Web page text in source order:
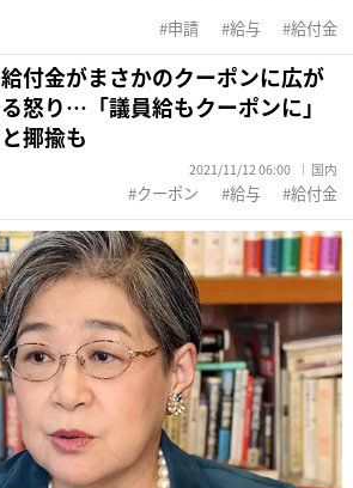
申請 給与 給付金
給付金がまさかのクーポンに広が
る怒り…「議員給もクーポンに」
と揶揄も
2021/11/12 06:00 国内
クーポン 給与 給付金